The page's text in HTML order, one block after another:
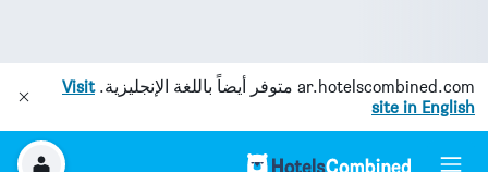
ar.hotelscombined.com متوفر أيضاً باللغة الإنجليزية.Visit
site in English